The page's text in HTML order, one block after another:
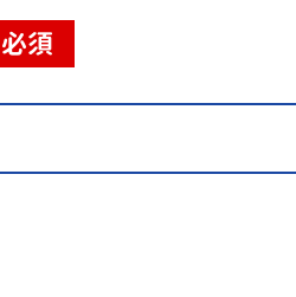
必須